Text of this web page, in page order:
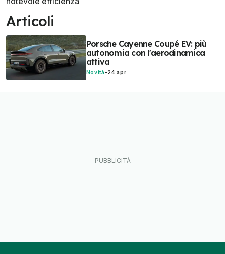
Articoli
Porsche Cayenne Coupé EV: più
autonomia con l'aerodinamica
attiva
Novità -24 apr